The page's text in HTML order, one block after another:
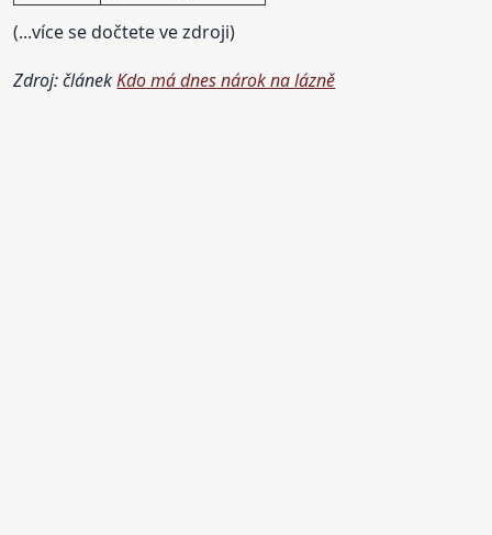
(...více se dočtete ve zdroji)
Zdroj: článekKdo má dnes nárok na lázně